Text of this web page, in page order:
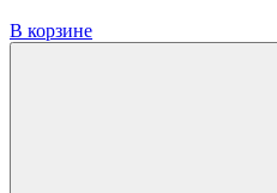
В корзине